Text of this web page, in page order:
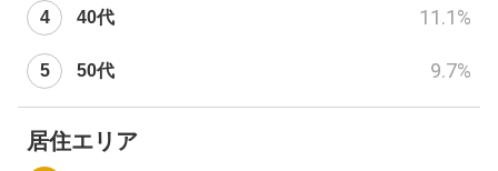
40代 11.1%
50代 9.7%
居住エリア